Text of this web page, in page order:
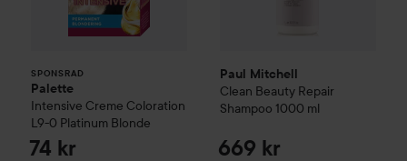
SPONSRAD
Palette
Intensive Creme Coloration
L9-0 Platinum Blonde
74 kr
Paul Mitchell
Clean Beauty Repair
Shampoo 1000 ml
669 kr